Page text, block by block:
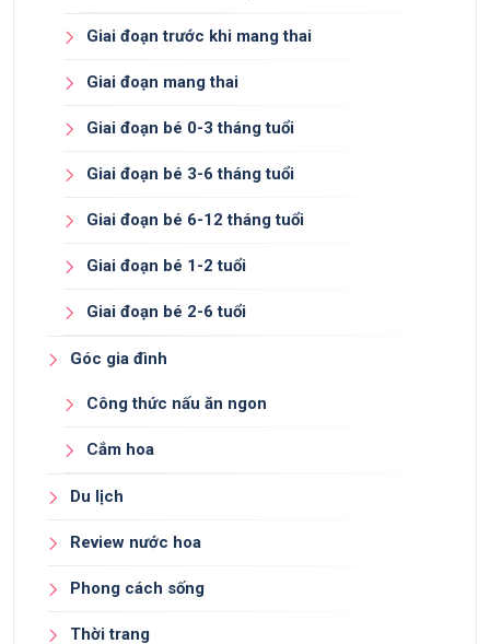
Giai đoạn trước khi mang thai
Giai đoạn mang thai
Giai đoạn bé 0-3 tháng tuổi
Giai đoạn bé 3-6 tháng tuổi
Giai đoạn bé 6-12 tháng tuổi
Giai đoạn bé 1-2 tuổi
Giai đoạn bé 2-6 tuổi
Góc gia đình
Công thức nấu ăn ngon
Cắm hoa
Du lịch
Review nước hoa
Phong cách sống
Thời trang